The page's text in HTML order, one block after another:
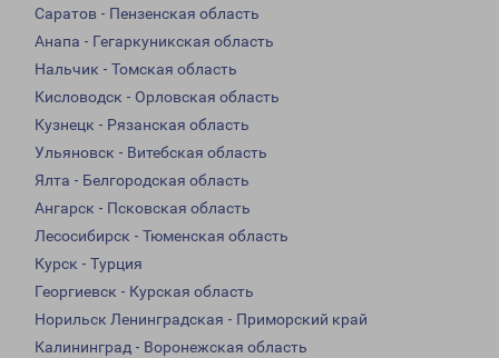
Саратов - Пензенская область
Анапа - Гегаркуникская область
Нальчик - Томская область
Кисловодск - Орловская область
Кузнецк - Рязанская область
Ульяновск - Витебская область
Ялта - Белгородская область
Ангарск - Псковская область
Лесосибирск - Тюменская область
Курск - Турция
Георгиевск - Курская область
Норильск Ленинградская - Приморский край
Калининград - Воронежская область